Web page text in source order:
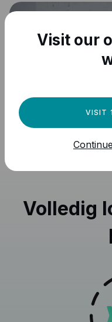
Volledig
Visit our
VISIT